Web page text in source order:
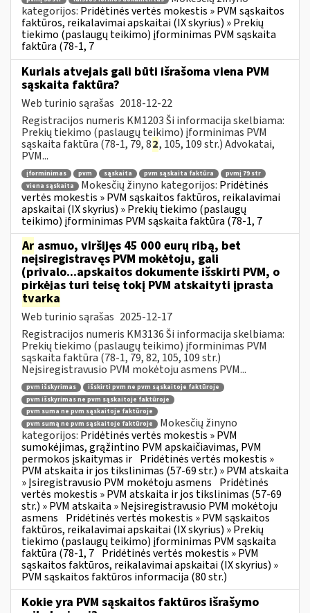
kategorijos: Pridėtinės vertės mokestis » PVM sąskaitos
faktūros, reikalavimai apskaitai (IX skyrius) » Prekių
tiekimo (paslaugų teikimo) įforminimas PVM sąskaita
faktūra (78-1, 7
Kuriais atvejais gali būti išrašoma viena PVM
sąskaita faktūra?
Web turinio sąrašas 2018-12-22
Registracijos numeris KM1203 Ši informacija skelbiama:
Prekių tiekimo (paslaugų teikimo) įforminimas PVM
sąskaita faktūra (78-1, 79, 82, 105, 109 str.) Advokatai,
PVM...
įforminimas pvm sąskaita pvm sąskaita faktūra
pvmį 79 str
viena sąskaita
Mokesčių žinyno kategorijos: Pridėtinės
vertės mokestis » PVM sąskaitos faktūros, reikalavimai
apskaitai (IX skyrius) » Prekių tiekimo (paslaugų
teikimo) įforminimas PVM sąskaita faktūra (78-1, 7
Ar asmuo, viršijęs 45 000 eurų ribą, bet
neįsiregistravęs PVM mokėtoju, gali
(privalo...apskaitos dokumente išskirti PVM, o
pirkėjas turi teisę tokį PVM atskaityti įprasta
tvarka
Web turinio sąrašas 2025-12-17
Registracijos numeris KM3136 Ši informacija skelbiama:
Prekių tiekimo (paslaugų teikimo) įforminimas PVM
sąskaita faktūra (78-1, 79, 82, 105, 109 str.)
Neįsiregistravusio PVM mokėtoju asmens PVM...
pvm išskyrimas
išskirti pvm ne pvm sąskaitoje faktūroje
pvm išskyrimas ne pvm sąskaitoje faktūroje
pvm suma ne pvm sąskaitoje faktūroje
pvm sumą ne pvm sąskaitoje faktūroje
Mokesčių žinyno
kategorijos: Pridėtinės vertės mokestis » PVM
sumokėjimas, grąžintino PVM apskaičiavimas, PVM
permokos įskaitymas ir Pridėtinės vertės mokestis »
PVM atskaita ir jos tikslinimas (57-69 str.) » PVM atskaita
» Įsiregistravusio PVM mokėtoju asmens Pridėtinės
vertės mokestis » PVM atskaita ir jos tikslinimas (57-69
str.) » PVM atskaita » Neįsiregistravusio PVM mokėtoju
asmens Pridėtinės vertės mokestis » PVM sąskaitos
faktūros, reikalavimai apskaitai (IX skyrius) » Prekių
tiekimo (paslaugų teikimo) įforminimas PVM sąskaita
faktūra (78-1, 7 Pridėtinės vertės mokestis » PVM
sąskaitos faktūros, reikalavimai apskaitai (IX skyrius) »
PVM sąskaitos faktūros informacija (80 str.)
Kokie yra PVM sąskaitos faktūros išrašymo